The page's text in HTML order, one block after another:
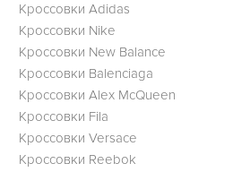
Кроссовки Adidas
Кроссовки Nike
Кроссовки New Balance
Кроссовки Balenciaga
Кроссовки Alex McQueen
Кроссовки Fila
Кроссовки Versace
Кроссовки Reebok